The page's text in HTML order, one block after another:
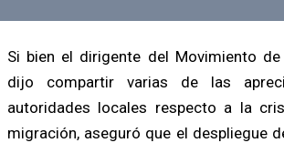
Si bien el dirigente del Movimiento
dijo compartir varias de las
autoridades locales respecto a la
migración, aseguró que el despliegue